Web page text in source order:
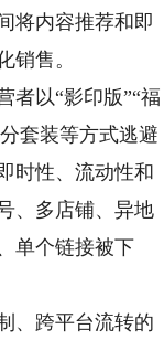
将内容推荐和即
销售。
以“影印版”“福
套装等方式逃避
时性、流动性和
、多店铺、异地
单个链接被下
、跨平台流转的